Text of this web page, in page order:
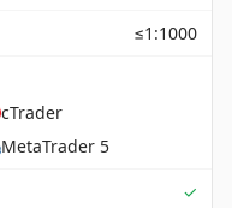
≤1:1000
cTrader
MetaTrader 5
✓